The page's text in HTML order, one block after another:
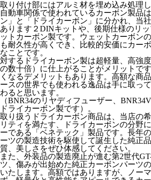
取り付け部にはアルミ材を埋め込み処理し
自動車関係で使われているカーボン製品
ン」と「ドライカーボン」に分かれ、当
あります２DINキットや、後期仕様のリ
ットカーボン製です。ウェットカーボン
も耐久性が高くでき、比較的安価にカー
なことです。
対するドライカーボン製は超軽量、高強
の数十倍）に仕上がることがメリットで
くなるデメリットもあります。高額な商
ースの世界でも使われる逸品は手に取っ
わると思います。
（BNR34のリヤディフューザー、
ドライカーボン製です）。
取り扱うドライカーボン商品は、当店の
リティを満たす、ドライカーボンの分野
ーである「ベネテック」製品です。長年
ーツの製造技術を駆使して誕生した純正
質、美しさをぜひ体感してください。
また、外装品の製造廃止が進む第2世代
ツ、傷みが出始めた純正カーボンパーツ
いたします。高額ではありますが、ノー